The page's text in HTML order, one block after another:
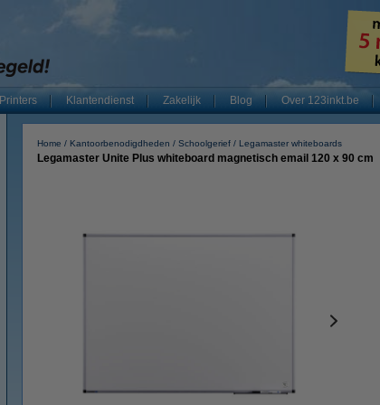
Printers Klantendienst Zakelijk Blog Over 123inkt.be
Home Kantoorbenodigdheden Schoolgerief Legamaster whiteboards
Legamaster Unite Plus whiteboard magnetisch email 120 x 90 cm